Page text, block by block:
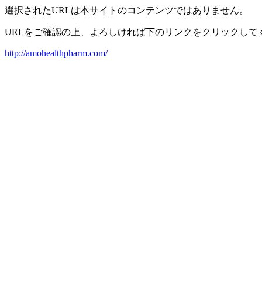
選択されたURLは本サイトのコンテンツではありません。
URLをご確認の上、よろしければ下のリンクをクリックして
http://amohealthpharm.com/